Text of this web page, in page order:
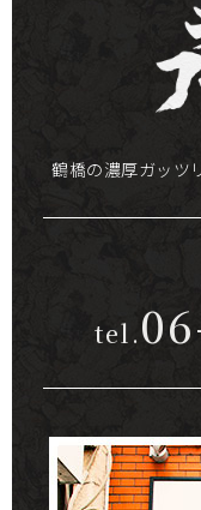
鶴橋の濃厚ガッ
tel.